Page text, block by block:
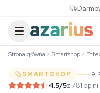
Strona główna Smartshop
SMARTSHOP 9
4.5/5z 781 opinii